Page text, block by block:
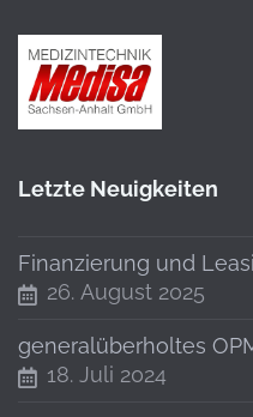
Letzte Neuigkeiten
Finanzierung und
26. August 2025
generalüberholtes
18. Juli 2024